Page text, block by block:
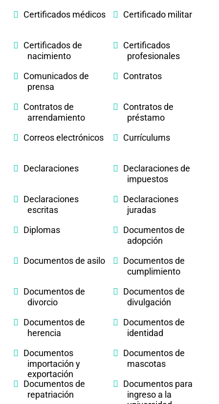
Certificados médicos
Certificado militar
Certificados de
nacimiento
Certificados
profesionales
Comunicados de
prensa
Contratos
Contratos de
arrendamiento
Contratos de
préstamo
Correos electrónicos
Currículums
Declaraciones
Declaraciones de
impuestos
Declaraciones
escritas
Declaraciones
juradas
Diplomas
Documentos de
adopción
Documentos de asilo
Documentos de
cumplimiento
Documentos de
divorcio
Documentos de
divulgación
Documentos de
herencia
Documentos de
identidad
Documentos
importación y
exportación
Documentos de
mascotas
Documentos de
repatriación
Documentos para
ingreso a la